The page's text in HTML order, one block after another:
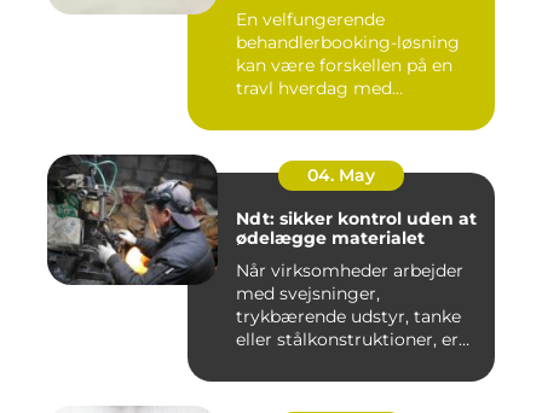
En velfungerende
behandlerbooking-løsning
kan være forskellen på en
travl hverdag med
04. May
Ndt: sikker kontrol uden at
ødelægge materialet
Når virksomheder arbejder
med svejsninger,
trykbærende udstyr, tanke
eller stålkonstruktioner, er